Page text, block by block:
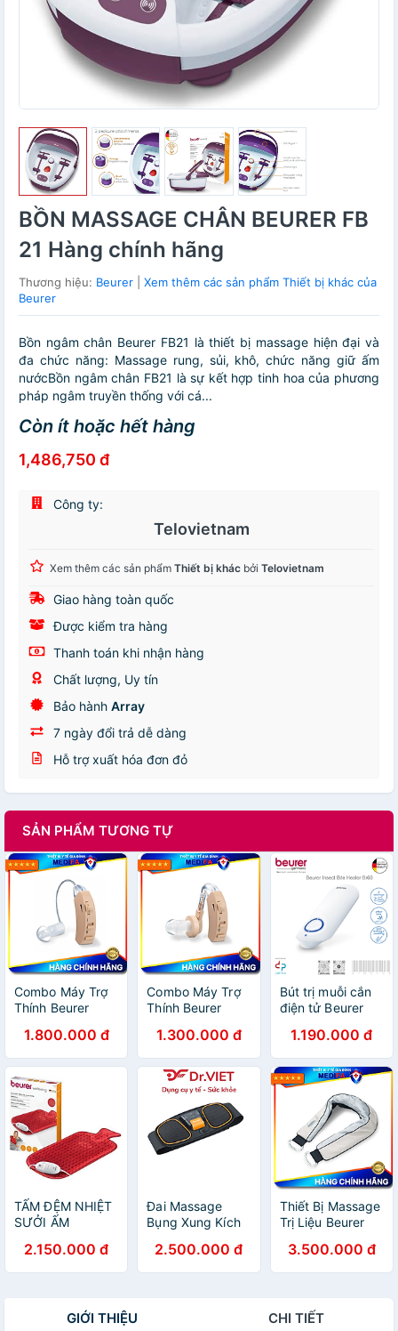
BỒN MASSAGE CHÂN BEURER FB
21 Hàng chính hãng
Thương hiệu: Beurer
Xem thêm các sản phẩm Thiết bị khác của
Beurer
Bồn ngâm chân Beurer FB21 là thiết bị massage hiện đại và
đa chức năng: Massage rung, sủi, khô, chức năng giữ ấm
nướcBồn ngâm chân FB21 là sự kết hợp tinh hoa của phương
pháp ngâm truyền thống với cá...
Còn ít hoặc hết hàng
1,486,750 đ
Công ty:
Telovietnam
Xem thêm các sản phẩm Thiết bị khác bởi Telovietnam
Giao hàng toàn quốc
Được kiểm tra hàng
Thanh toán khi nhận hàng
Chất lượng, Uy tín
Bảo hành Array
7 ngày đổi trả dễ dàng
Hỗ trợ xuất hóa đơn đỏ
SẢN PHẨM TƯƠNG TỰ
Combo Máy Trợ
Thính Beurer
Điện Tử Đầu
Mềm Medilife (
hình thú ngẫu
nhiên )
1.800.000 đ
Combo Máy Trợ
Thính Beurer
Điện Tử Đầu
Mềm Medilife (
hình thú ngẫu
nhiên )
1.300.000 đ
Bút trị muỗi cắn
điện tử Beurer
Chính Hãng
1.190.000 đ
TẤM ĐỆM NHIỆT
SƯỞI ẤM
Cosy Hàng chính
hãng
2.150.000 đ
Đai Massage
Bụng Xung Kích
EM37 – Công
Nghệ EMS Chuẩn
2.500.000 đ
Thiết Bị Massage
Trị Liệu Beurer
3.500.000 đ
GIỚI THIỆU CHI TIẾT